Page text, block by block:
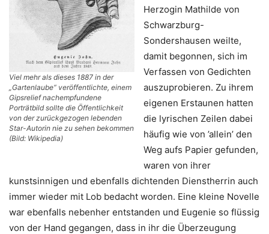
Viel mehr als dieses 1887 in der
„Gartenlaube“ veröffentlichte, einem
Gipsrelief nachempfundene
Porträtbild sollte die Öffentlichkeit
von der zurückgezogen lebenden
Star-Autorin nie zu sehen bekommen
(Bild: Wikipedia)
Herzogin Mathilde von
Schwarzburg-
Sondershausen weilte,
damit begonnen, sich im
Verfassen von Gedichten
auszuprobieren. Zu ihrem
eigenen Erstaunen hatten
die lyrischen Zeilen dabei
häufig wie von ’allein’ den
Weg aufs Papier gefunden,
waren von ihrer
kunstsinnigen und ebenfalls dichtenden Dienstherrin auch
immer wieder mit Lob bedacht worden. Eine kleine Novelle
war ebenfalls nebenher entstanden und Eugenie so flüssig
von der Hand gegangen, dass in ihr die Überzeugung